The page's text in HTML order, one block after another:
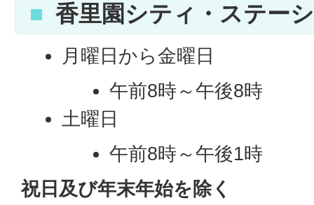
香里園シティ・ステー
月曜日から金曜日
午前8時～午後8時
土曜日
午前8時～午後1時
祝日及び年末年始を除く